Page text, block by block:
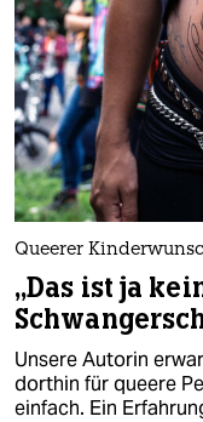
Queerer
„Das ist ja
Unsere Autorin
dorthin für queere
einfach. Ein